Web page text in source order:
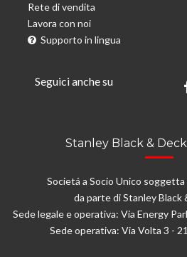
Rete di vendita
Lavora con noi
Supporto in lingua
Seguici anche su
Stanley Black &
Societá a Socio Unico
da parte di Stanley Black
Sede legale e operativa: Via Energy
Sede operativa: Via Volta 3 -